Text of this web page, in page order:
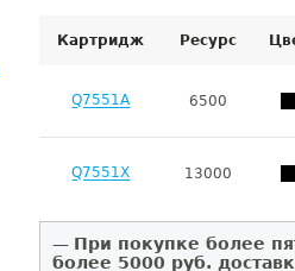
Картридж Ресурс
Q7551A 6500
Q7551X 13000
— При покупке более
более 5000 руб.